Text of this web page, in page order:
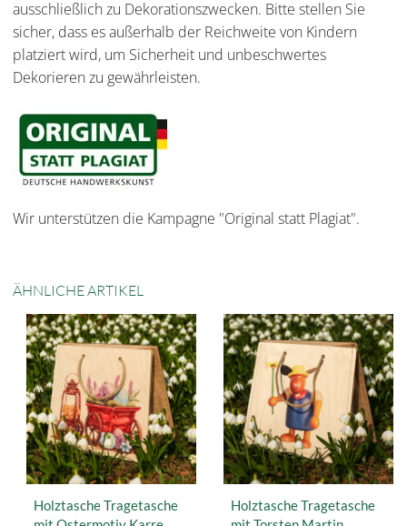
ausschließlich zu Dekorationszwecken. Bitte stellen Sie
sicher, dass es außerhalb der Reichweite von Kindern
platziert wird, um Sicherheit und unbeschwertes
Dekorieren zu gewährleisten.
Wir unterstützen die Kampagne "Original statt Plagiat".
ÄHNLICHE ARTIKEL
Holztasche Tragetasche
Holztasche Tragetasche